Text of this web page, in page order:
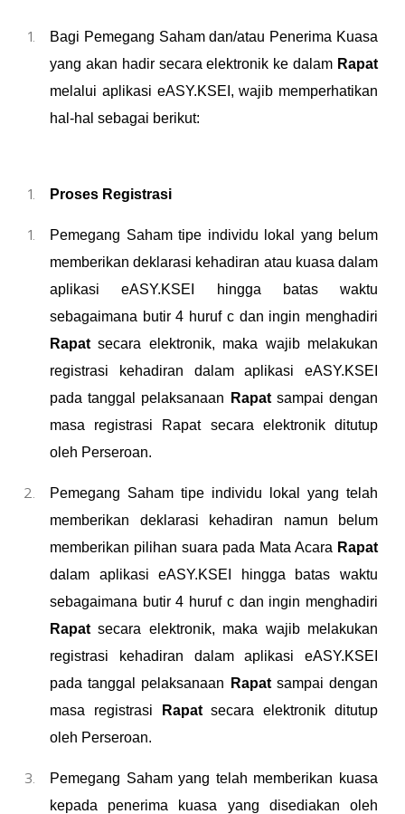
Bagi Pemegang Saham dan/atau Penerima Kuasa
yang akan hadir secara elektronik ke dalam Rapat
melalui aplikasi eASY.KSEI, wajib memperhatikan
hal-hal sebagai berikut:
Proses Registrasi
Pemegang Saham tipe individu lokal yang belum
memberikan deklarasi kehadiran atau kuasa dalam
aplikasi eASY.KSEI hingga batas waktu
sebagaimana butir 4 huruf c dan ingin menghadiri
Rapatsecara elektronik, maka wajib melakukan
registrasi kehadiran dalam aplikasi eASY.KSEI
pada tanggal pelaksanaan
Rapatsampai dengan
masa registrasi Rapat secara elektronik ditutup
oleh Perseroan.
Pemegang Saham tipe individu lokal yang telah
memberikan deklarasi kehadiran namun belum
memberikan pilihan suara pada Mata Acara Rapat
dalam aplikasi eASY.KSEI hingga batas waktu
sebagaimana butir 4 huruf c dan ingin menghadiri
Rapat secara elektronik, maka wajib melakukan
registrasi kehadiran dalam aplikasi eASY.KSEI
pada tanggal pelaksanaan
Rapat sampai dengan
masa registrasi
Rapatsecara elektronik ditutup
oleh Perseroan.
Pemegang Saham yang telah memberikan kuasa
kepada penerima kuasa yang disediakan oleh